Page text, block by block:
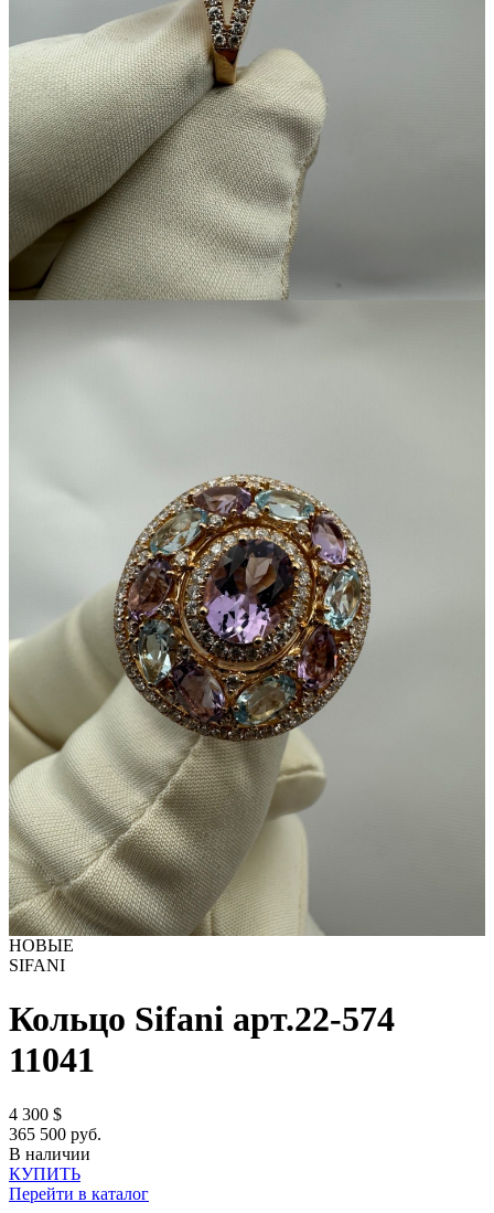
НОВЫЕ
SIFANI
Кольцо Sifani арт.22-574
11041
4 300 $
365 500 руб.
В наличии
КУПИТЬ
Перейти в каталог